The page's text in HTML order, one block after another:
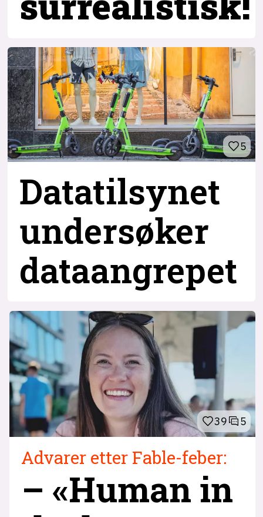
5
Datatilsynet
undersøker
dataangrepet
39 5
Advarer etter Fable-feber:
– «Human in